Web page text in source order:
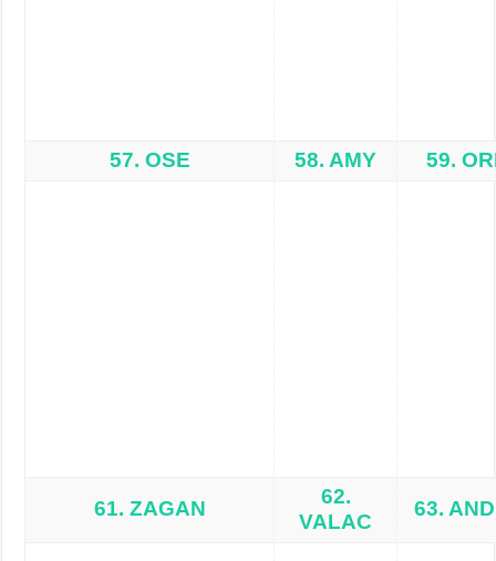
57. OSE 58. AMY 59.
61. ZAGAN
62.
VALAC
63.